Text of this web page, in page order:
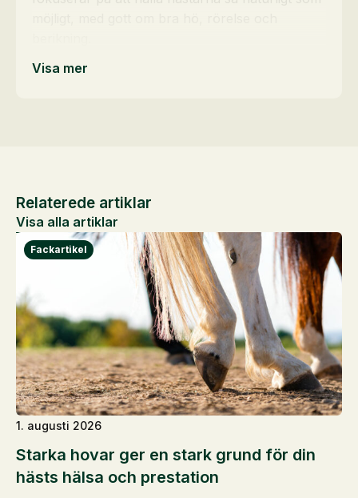
Visa mer
Relaterede artiklar
Visa alla artiklar
Starka hovar ger en stark grund för din
hästs hälsa och prestation
1. augusti 2026